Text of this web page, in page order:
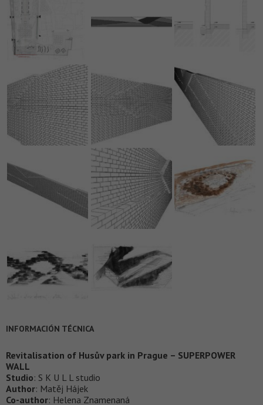
INFORMACIÓN TÉCNICA
Revitalisation of Husův park in Prague – SUPERPOWER
WALL
Studio: S K U L L studio
Author: Matěj Hájek
Co-author: Helena Znamenaná